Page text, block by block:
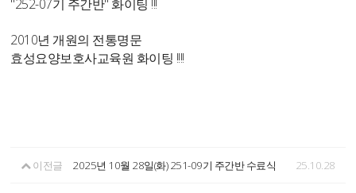
"252-07기 주간반" 화이팅 !!!
2010년 개원의 전통명문
효성요양보호사교육원 화이팅 !!!!
이전글 2025년 10월 28일(화) 251-09기 주간반 수료식 25.10.28